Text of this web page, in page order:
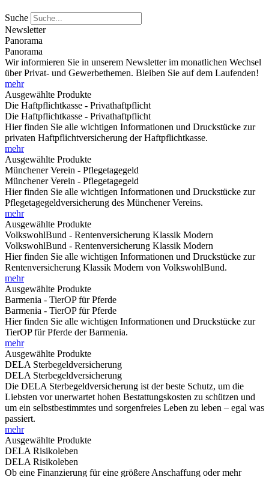
Suche
Newsletter
Panorama
Panorama
Wir informieren Sie in unserem Newsletter im monatlichen Wechsel
über Privat- und Gewerbethemen. Bleiben Sie auf dem Laufenden!
mehr
Ausgewählte Produkte
Die Haftpflichtkasse - Privathaftpflicht
Die Haftpflichtkasse - Privathaftpflicht
Hier finden Sie alle wichtigen Informationen und Druckstücke zur
privaten Haftpflichtversicherung der Haftpflichtkasse.
mehr
Ausgewählte Produkte
Münchener Verein - Pflegetagegeld
Münchener Verein - Pflegetagegeld
Hier finden Sie alle wichtigen Informationen und Druckstücke zur
Pflegetagegeldversicherung des Münchener Vereins.
mehr
Ausgewählte Produkte
VolkswohlBund - Rentenversicherung Klassik Modern
VolkswohlBund - Rentenversicherung Klassik Modern
Hier finden Sie alle wichtigen Informationen und Druckstücke zur
Rentenversicherung Klassik Modern von VolkswohlBund.
mehr
Ausgewählte Produkte
Barmenia - TierOP für Pferde
Barmenia - TierOP für Pferde
Hier finden Sie alle wichtigen Informationen und Druckstücke zur
TierOP für Pferde der Barmenia.
mehr
Ausgewählte Produkte
DELA Sterbegeldversicherung
DELA Sterbegeldversicherung
Die DELA Sterbegeldversicherung ist der beste Schutz, um die
Liebsten vor unerwartet hohen Bestattungskosten zu schützen und
um ein selbstbestimmtes und sorgenfreies Leben zu leben – egal was
passiert.
mehr
Ausgewählte Produkte
DELA Risikoleben
DELA Risikoleben
Ob eine Finanzierung für eine größere Anschaffung oder mehr